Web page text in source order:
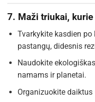
7. Maži triukai,
Tvarkykite kasdien
pastangų, didesnis
Naudokite
namams ir planetai.
Organizuokite